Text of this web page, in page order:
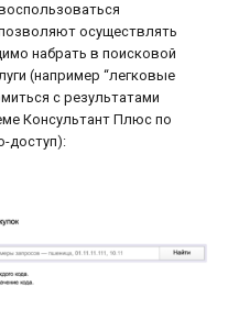
осуществлять
набрать в поисковой
(например “легковые
с результатами
Консультант Плюс по
доступ):